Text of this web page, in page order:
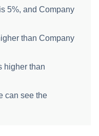
5%, and Company
than Company
higher than
can see the